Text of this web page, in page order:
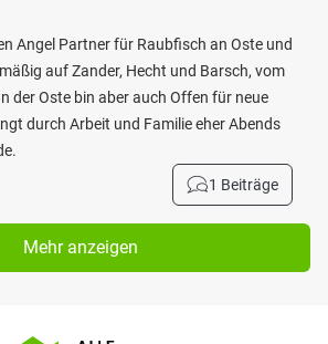
Angel Partner für Raubfisch an Oste und
auf Zander, Hecht und Barsch, vom
der Oste bin aber auch Offen für neue
durch Arbeit und Familie eher Abends
1 Beiträge
Mehr anzeigen